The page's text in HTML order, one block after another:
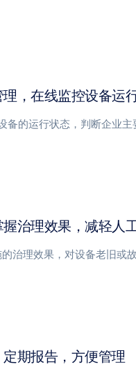
理，在线监控设备运
的运行状态，判断企业主
握治理效果，减轻人
治理效果，对设备老旧或
定期报告，方便管理